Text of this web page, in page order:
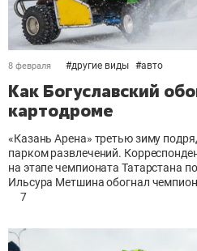
8 февраля #другие виды #авто
Как Богуславский
картодроме
«Казань Арена» третью зиму
парком развлечений.
на этапе чемпионата Татарстана
Ильсура Метшина обогнал
7